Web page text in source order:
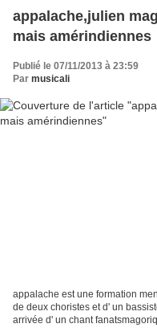
appalache,julien
mais amérindiennes
Publié le 07/11/2013 à 23:59
Par musicali
appalache est une formation
de deux choristes et d' un
arrivée d' un chant